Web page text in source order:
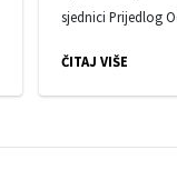
sjednici Prijedlog
ČITAJ VIŠE